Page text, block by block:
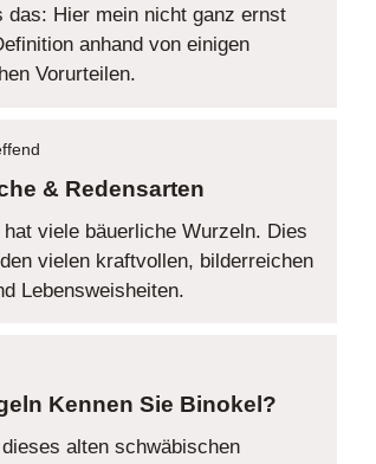
Hier mein nicht ganz ernst
anhand von einigen
Vorurteilen.
& Redensarten
viele bäuerliche Wurzeln. Dies
vielen kraftvollen, bilderreichen
Lebensweisheiten.
Kennen Sie Binokel?
alten schwäbischen